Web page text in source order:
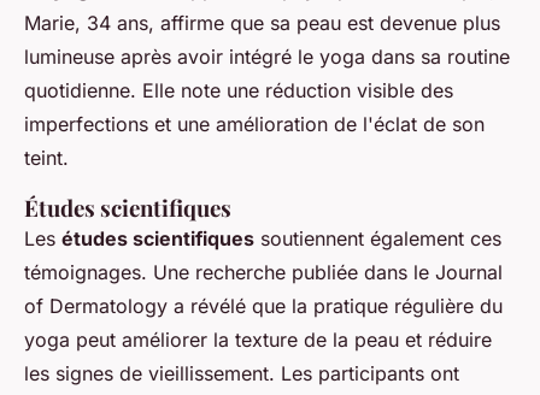
Marie, 34 ans, affirme que sa peau est devenue plus
lumineuse après avoir intégré le yoga dans sa routine
quotidienne. Elle note une réduction visible des
imperfections et une amélioration de l'éclat de son
teint.
Études scientifiques
Les études scientifiques soutiennent également ces
témoignages. Une recherche publiée dans le Journal
of Dermatology a révélé que la pratique régulière du
yoga peut améliorer la texture de la peau et réduire
les signes de vieillissement. Les participants ont